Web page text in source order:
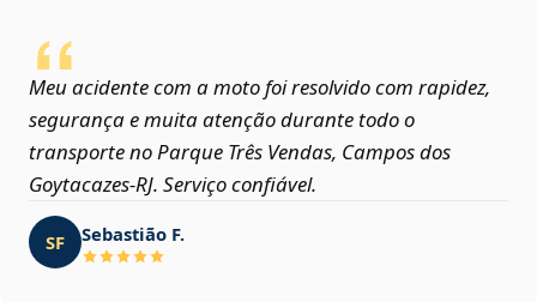
Meu acidente com a moto foi resolvido com rapidez,
segurança e muita atenção durante todo o
transporte no Parque Três Vendas, Campos dos
Goytacazes‑RJ. Serviço confiável.
SF Sebastião F.